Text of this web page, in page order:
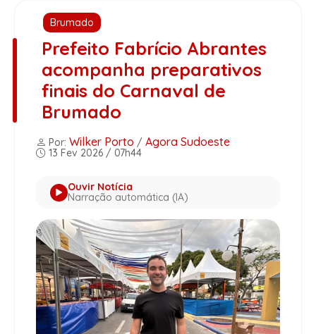
Brumado
Prefeito Fabrício Abrantes
acompanha preparativos
finais do Carnaval de
Brumado
Por: Wilker Porto / Agora Sudoeste
13 Fev 2026 / 07h44
Ouvir Notícia
Narração automática (IA)